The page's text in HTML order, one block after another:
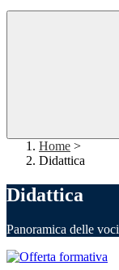
Home >
Didattica
Didattica
Panoramica delle